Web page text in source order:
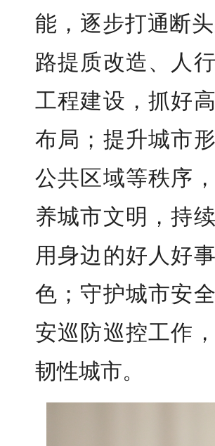
能，逐步打通断
路提质改造、人
工程建设，抓好
布局；提升城市
公共区域等秩序
养城市文明，持
用身边的好人好
色；守护城市安
安巡防巡控工作
韧性城市。